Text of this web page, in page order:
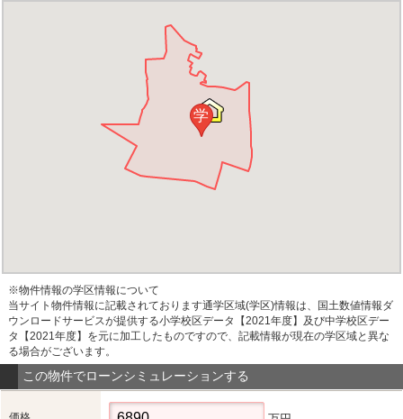
学
※物件情報の学区情報について
当サイト物件情報に記載されております通学区域(学区)情報は、国土数値情報ダ
ウンロードサービスが提供する小学校区データ【2021年度】及び中学校区デー
タ【2021年度】を元に加工したものですので、記載情報が現在の学区域と異な
る場合がございます。
この物件でローンシミュレーションする